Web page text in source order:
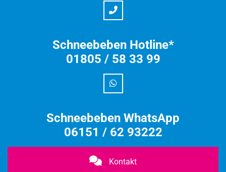
Schneebeben Hotline*
01805 / 58 33 99
Schneebeben WhatsApp
06151 / 62 93222
Kontakt